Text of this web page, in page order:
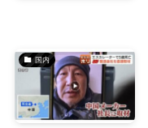
国内